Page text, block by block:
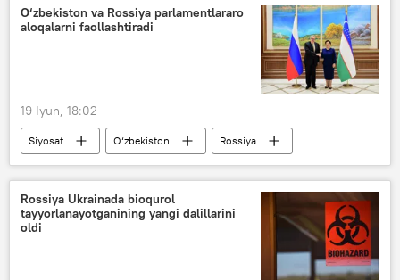
energetika
O‘zbekiston va Rossiya parlamentlararo
aloqalarni faollashtiradi
19 Iyun, 18:02
Siyosat O‘zbekiston
Rossiya
Tanzila Norboyeva
Aleksey Yerxov
Rossiya Ukrainada bioqurol
tayyorlanayotganining yangi dalillarini
oldi